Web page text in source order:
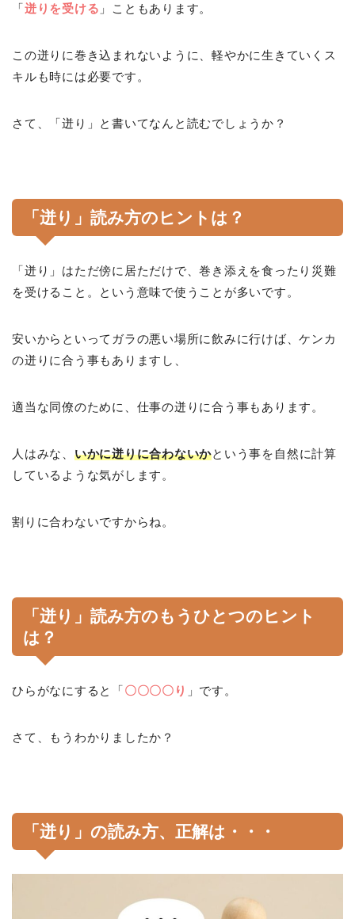
「迸りを受ける 」こともあります。
この迸りに巻き込まれないように、軽やかに生きていくス
キルも時には必要です。
さて、「迸り」と書いてなんと読むでしょうか？
「迸り」読み方のヒントは？
「迸り」はただ傍に居ただけで、巻き添えを食ったり災難
を受けること。という意味で使うことが多いです。
安いからといってガラの悪い場所に飲みに行けば、ケンカ
の迸りに合う事もありますし、
適当な同僚のために、仕事の迸りに合う事もあります。
人はみな、 いかに迸りに合わないかという事を自然に計算
しているような気がします。
割りに合わないですからね。
「迸り」読み方のもうひとつのヒント
は？
ひらがなにすると「〇〇〇〇り 」です。
さて、もうわかりましたか？
「迸り」 の読み方、正解は・・・